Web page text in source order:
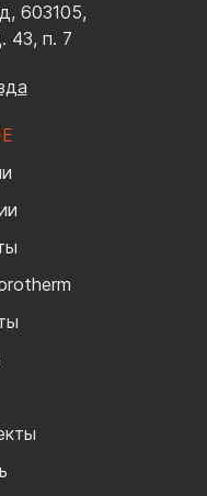
603105,
43, п. 7